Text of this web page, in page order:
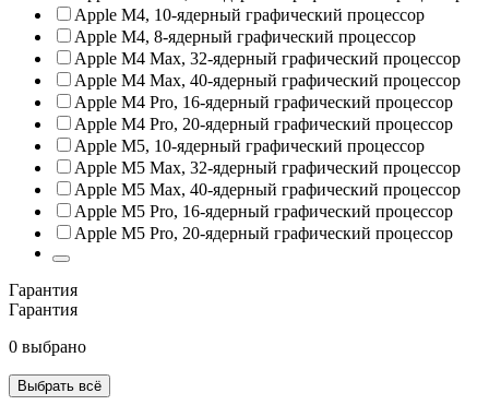
Apple M4, 10‑ядерный графический процессор
Apple M4, 8‑ядерный графический процессор
Apple M4 Max, 32‑ядерный графический процессор
Apple M4 Max, 40‑ядерный графический процессор
Apple M4 Pro, 16‑ядерный графический процессор
Apple M4 Pro, 20‑ядерный графический процессор
Apple M5, 10‑ядерный графический процессор
Apple M5 Max, 32‑ядерный графический процессор
Apple M5 Max, 40‑ядерный графический процессор
Apple M5 Pro, 16‑ядерный графический процессор
Apple M5 Pro, 20‑ядерный графический процессор
Гарантия
Гарантия
0 выбрано
Выбрать всё